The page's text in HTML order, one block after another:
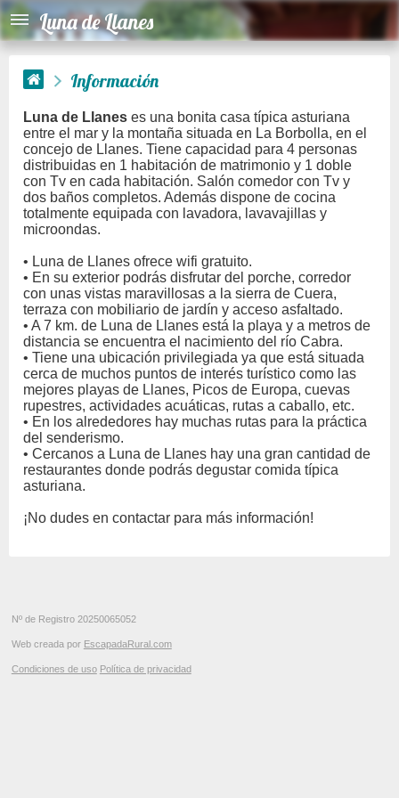
Luna de Llanes
Información
Luna de Llaneses una bonita casa típica asturiana
entre el mar y la montaña situada en La Borbolla, en el
concejo de Llanes. Tiene capacidad para 4 personas
distribuidas en 1 habitación de matrimonio y 1 doble
con Tv en cada habitación. Salón comedor con Tv y
dos baños completos. Además dispone de cocina
totalmente equipada con lavadora, lavavajillas y
microondas.
• Luna de Llanes ofrece wifi gratuito.
• En su exterior podrás disfrutar del porche, corredor
con unas vistas maravillosas a la sierra de Cuera,
terraza con mobiliario de jardín y acceso asfaltado.
• A 7 km. de Luna de Llanes está la playa y a metros de
distancia se encuentra el nacimiento del río Cabra.
• Tiene una ubicación privilegiada ya que está situada
cerca de muchos puntos de interés turístico como las
mejores playas de Llanes, Picos de Europa, cuevas
rupestres, actividades acuáticas, rutas a caballo, etc.
• En los alrededores hay muchas rutas para la práctica
del senderismo.
• Cercanos a Luna de Llanes hay una gran cantidad de
restaurantes donde podrás degustar comida típica
asturiana.
¡No dudes en contactar para más información!
Nº de Registro 20250065052
Web creada por EscapadaRural.com
Condiciones de uso Política de privacidad